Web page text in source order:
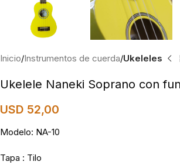
Inicio Instrumentos de cuerda Ukeleles
Ukelele Naneki Soprano con
USD 52,00
Modelo: NA-10
Tapa : Tilo